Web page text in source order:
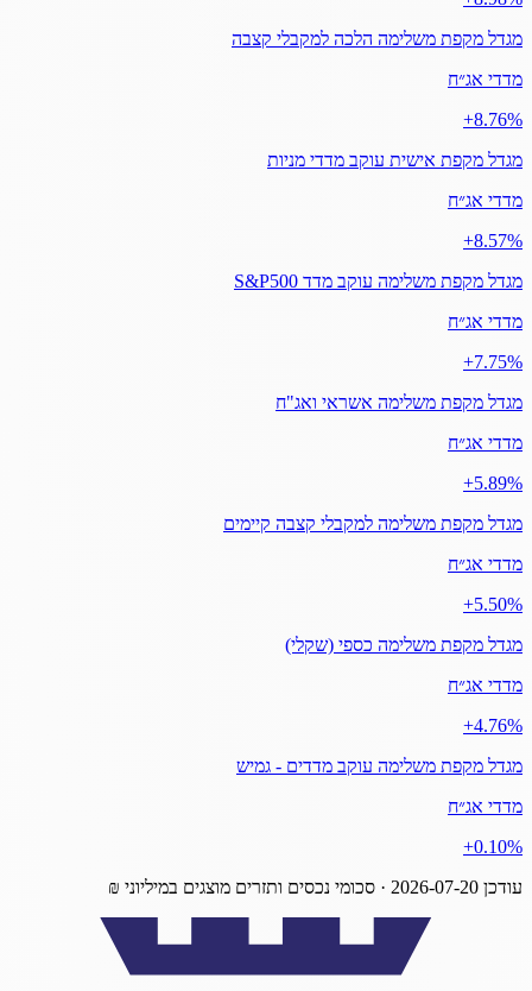
מגדל מקפת משלימה הלכה למקבלי קצבה
מדדי אג״ח
‎+8.76%
מגדל מקפת אישית עוקב מדדי מניות
מדדי אג״ח
‎+8.57%
מגדל מקפת משלימה עוקב מדד S&P500
מדדי אג״ח
‎+7.75%
מגדל מקפת משלימה אשראי ואג"ח
מדדי אג״ח
‎+5.89%
מגדל מקפת משלימה למקבלי קצבה קיימים
מדדי אג״ח
‎+5.50%
מגדל מקפת משלימה כספי (שקלי)
מדדי אג״ח
‎+4.76%
מגדל מקפת משלימה עוקב מדדים - גמיש
מדדי אג״ח
‎+0.10%
עודכן 2026-07-20 · סכומי נכסים ותזרים מוצגים במיליוני ₪